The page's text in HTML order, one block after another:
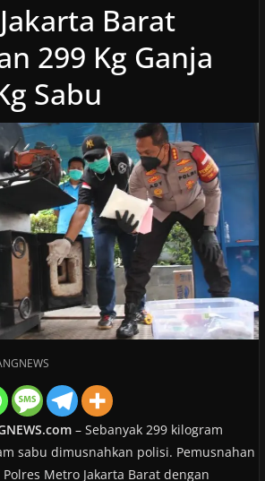
Barat
299 Kg Ganja
Sabu
– Sebanyak 299 kilogram
sabu dimusnahkan polisi. Pemusnahan
Metro Jakarta Barat dengan